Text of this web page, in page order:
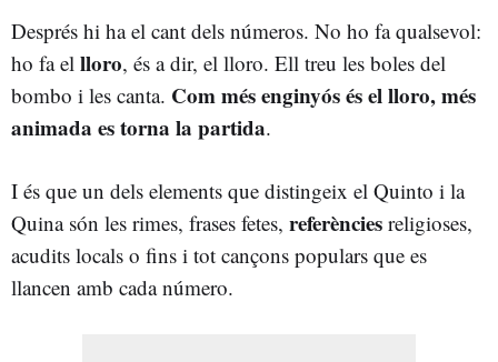
Després hi ha el cant dels números. No ho fa qualsevol:
ho fa el lloro, és a dir, el lloro. Ell treu les boles del
bombo i les canta. Com més enginyós és el lloro, més
animada es torna la partida.
I és que un dels elements que distingeix el Quinto i la
Quina són les rimes, frases fetes, referències religioses,
acudits locals o fins i tot cançons populars que es
llancen amb cada número.